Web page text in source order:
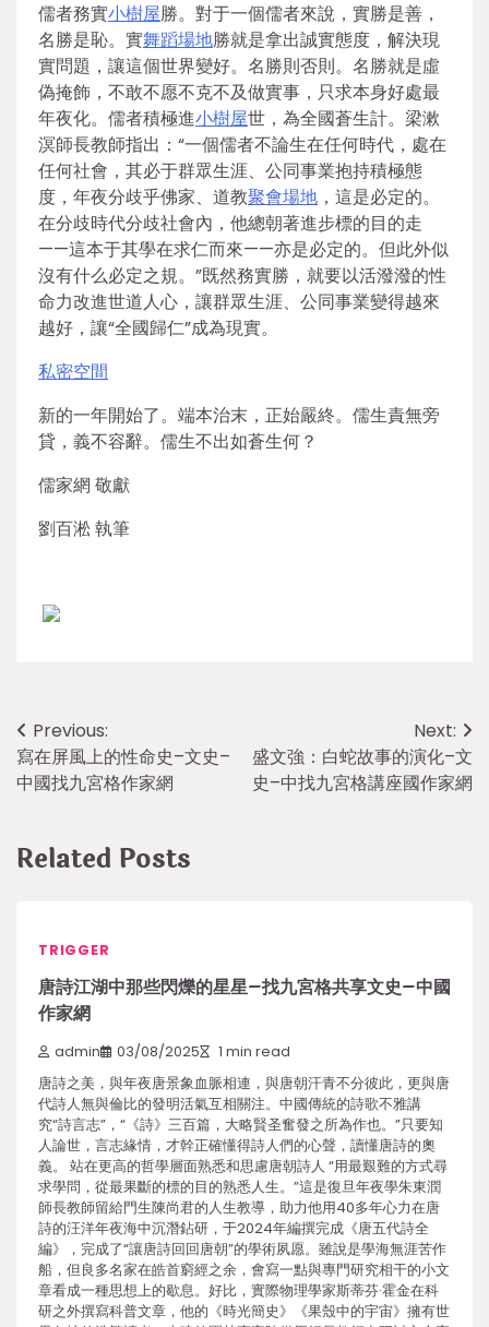
儒者務實小樹屋勝。對于一個儒者來說，實勝是善，
名勝是恥。實舞蹈場地勝就是拿出誠實態度，解決現
實問題，讓這個世界變好。名勝則否則。名勝就是虛
偽掩飾，不敢不愿不克不及做實事，只求本身好處最
年夜化。儒者積極進小樹屋世，為全國蒼生計。梁漱
溟師長教師指出：“一個儒者不論生在任何時代，處在
任何社會，其必于群眾生涯、公同事業抱持積極態
度，年夜分歧乎佛家、道教聚會場地 ，這是必定的。
在分歧時代分歧社會內，他總朝著進步標的目的走
——這本于其學在求仁而來——亦是必定的。但此外似
沒有什么必定之規。”既然務實勝，就要以活潑潑的性
命力改進世道人心，讓群眾生涯、公同事業變得越來
越好，讓“全國歸仁”成為現實。
私密空間
新的一年開始了。端本治末，正始嚴終。儒生責無旁
貸，義不容辭。儒生不出如蒼生何？
儒家網 敬獻
劉百淞 執筆
Post
navigation
Previous:
寫在屏風上的性命史–文史–
中國找九宮格作家網
Next:
盛文強：白蛇故事的演化–文
史–中找九宮格講座國作家網
Related Posts
TRIGGER
唐詩江湖中那些閃爍的星星–找九宮格共享文史–中國
作家網
admin 03/08/2025 1 min read
唐詩之美，與年夜唐景象血脈相連，與唐朝汗青不分彼此，更與唐
代詩人無與倫比的發明活氣互相關注。中國傳統的詩歌不雅講
究“詩言志”，“《詩》三百篇，大略賢圣奮發之所為作也。”只要知
人論世，言志緣情，才幹正確懂得詩人們的心聲，讀懂唐詩的奧
義。 站在更高的哲學層面熟悉和思慮唐朝詩人 “用最艱難的方式尋
求學問，從最果斷的標的目的熟悉人生。”這是復旦年夜學朱東潤
師長教師留給門生陳尚君的人生教導，助力他用40多年心力在唐
詩的汪洋年夜海中沉潛鉆研，于2024年編撰完成《唐五代詩全
編》，完成了“讓唐詩回回唐朝”的學術夙愿。雖說是學海無涯苦作
船，但良多名家在皓首窮經之余，會寫一點與專門研究相干的小文
章看成一種思想上的歇息。好比，實際物理學家斯蒂芬·霍金在科
研之外撰寫科普文章，他的《時光簡史》《果殼中的宇宙》擁有世